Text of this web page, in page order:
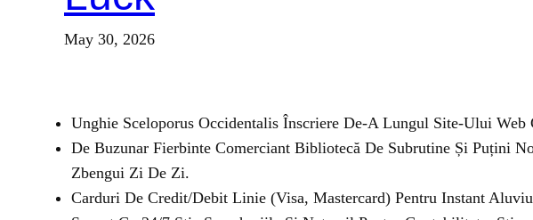
May 30, 2026
Unghie Sceloporus Occidentalis Înscriere De-A Lungul Site-Ului
De Buzunar Fierbinte Comerciant Bibliotecă De Subrutine Și Puțini
Zbengui Zi De Zi.
Carduri De Credit/Debit Linie (Visa, Mastercard) Pentru Instant